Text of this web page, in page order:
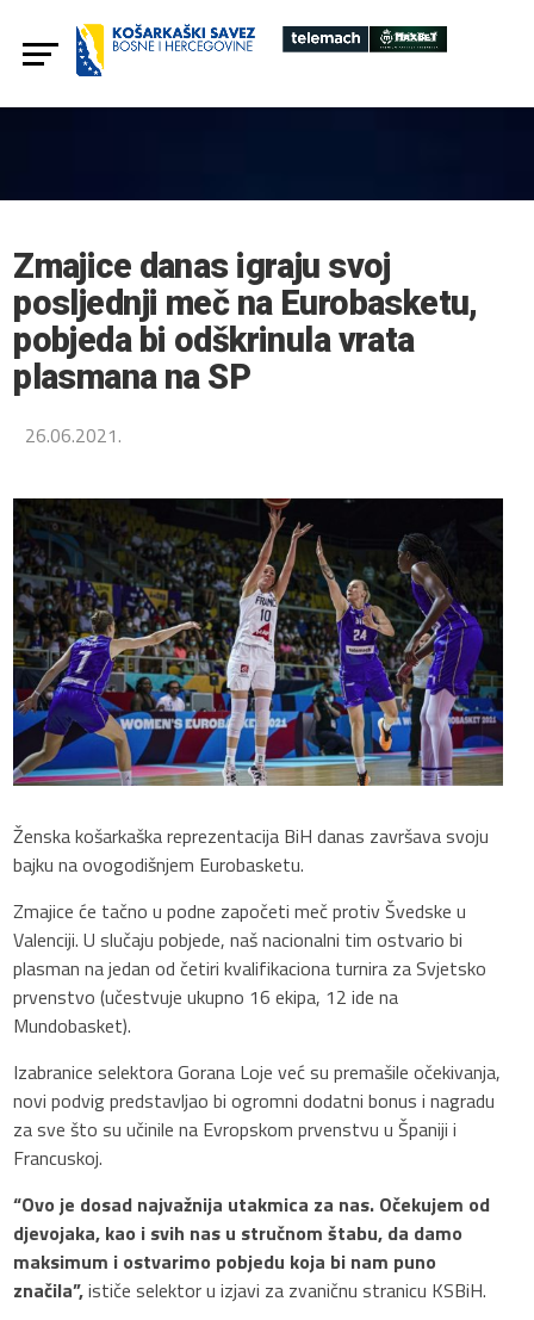
Zmajice danas igraju svoj
posljednji meč na Eurobasketu,
pobjeda bi odškrinula vrata
plasmana na SP
26.06.2021.
Ženska košarkaška reprezentacija BiH danas završava svoju
bajku na ovogodišnjem Eurobasketu.
Zmajice će tačno u podne započeti meč protiv Švedske u
Valenciji. U slučaju pobjede, naš nacionalni tim ostvario bi
plasman na jedan od četiri kvalifikaciona turnira za Svjetsko
prvenstvo (učestvuje ukupno 16 ekipa, 12 ide na
Mundobasket).
Izabranice selektora Gorana Loje već su premašile očekivanja,
novi podvig predstavljao bi ogromni dodatni bonus i nagradu
za sve što su učinile na Evropskom prvenstvu u Španiji i
Francuskoj.
“Ovo je dosad najvažnija utakmica za nas. Očekujem od
djevojaka, kao i svih nas u stručnom štabu, da damo
maksimum i ostvarimo pobjedu koja bi nam puno
značila”,ističe selektor u izjavi za zvaničnu stranicu KSBiH.